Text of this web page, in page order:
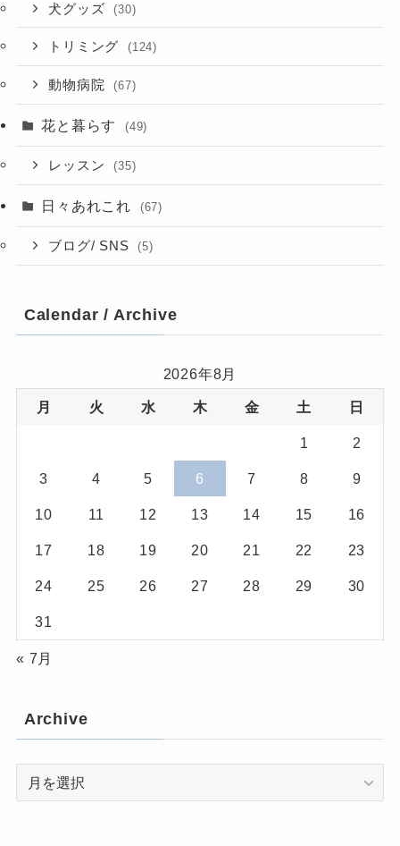
犬グッズ (30)
トリミング (124)
動物病院 (67)
花と暮らす (49)
レッスン (35)
日々あれこれ (67)
ブログ/ SNS (5)
Calendar / Archive
2026年8月
月 火 水 木 金 土 日
1 2
3 4 5 6 7 8 9
10 11 12 13 14 15 16
17 18 19 20 21 22 23
24 25 26 27 28 29 30
31
« 7月
Archive
Archive